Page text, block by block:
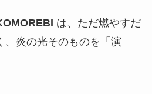
は、ただ燃やすだ
、炎の光そのものを「演